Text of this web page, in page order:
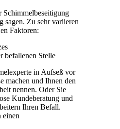
Schimmelbeseitigung
sagen. Zu sehr variieren
Faktoren:
befallenen Stelle
in Aufseß vor
machen und Ihnen den
nennen. Oder Sie
Kundeberatung und
Ihren Befall.
einen